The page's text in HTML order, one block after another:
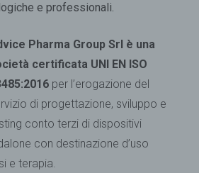
e professionali.
Pharma Group Srl è una
certificata UNI EN ISO
per l’erogazione del
di progettazione, sviluppo e
conto terzi di dispositivi
con destinazione d’uso
e terapia.